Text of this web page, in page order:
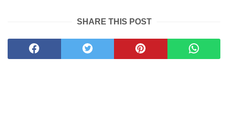
SHARE THIS POST